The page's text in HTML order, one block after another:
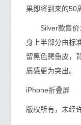
果即将到来的50
Silver款售价
身上半部分由标
留黑色鳄鱼皮，
质感更为突出。
iPhone折叠屏
版权所有，未经